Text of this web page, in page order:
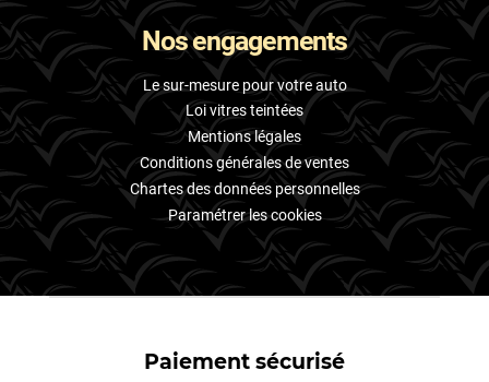
Nos engagements
Le sur-mesure pour votre auto
Loi vitres teintées
Mentions légales
Conditions générales de ventes
Chartes des données personnelles
Paramétrer les cookies
Paiement sécurisé